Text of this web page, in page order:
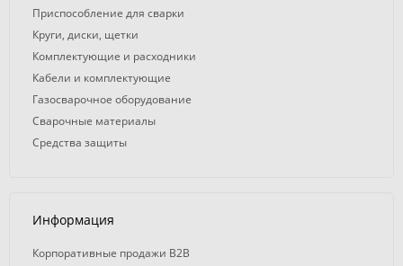
Приспособление для сварки
Круги, диски, щетки
Комплектующие и расходники
Кабели и комплектующие
Газосварочное оборудование
Сварочные материалы
Средства защиты
Информация
Корпоративные продажи B2B